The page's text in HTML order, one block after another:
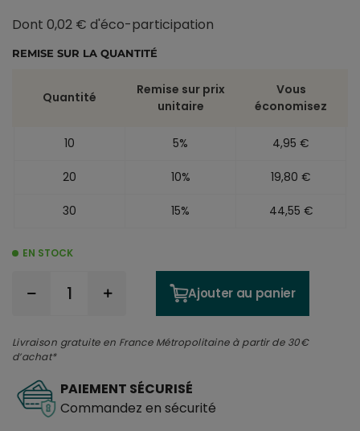
Dont 0,02 € d'éco-participation
REMISE SUR LA QUANTITÉ
Quantité
Remise sur prix
unitaire
Vous
économisez
10 5% 4,95 €
20 10% 19,80 €
30 15% 44,55 €
EN STOCK
Ajouter au panier
Livraison gratuite en France Métropolitaine à partir de 30€
d’achat*
PAIEMENT SÉCURISÉ
Commandez en sécurité